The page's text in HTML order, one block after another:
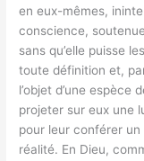
en eux-mêmes,
conscience,
sans qu’elle puisse
toute définition et,
l’objet d’une
projeter sur eux une
pour leur conférer
réalité. En Dieu,